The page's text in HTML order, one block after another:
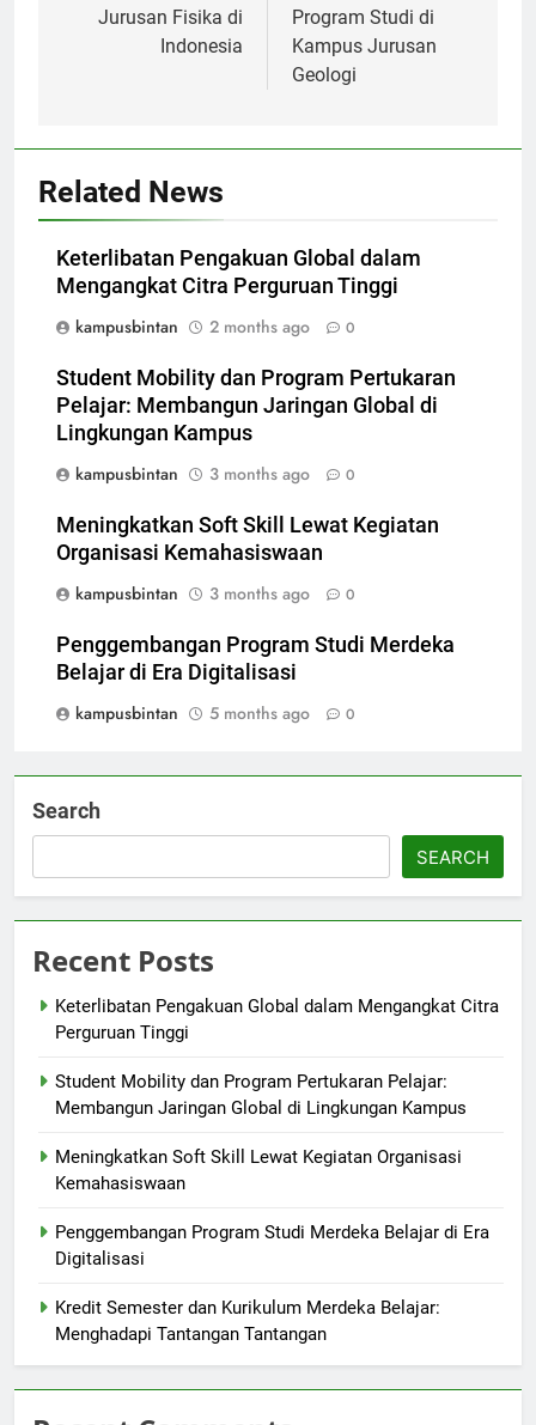
Jurusan Fisika di
Indonesia
Program Studi di
Kampus Jurusan
Geologi
Related News
Keterlibatan Pengakuan Global dalam
Mengangkat Citra Perguruan Tinggi
kampusbintan
2 months ago 0
Student Mobility dan Program Pertukaran
Pelajar: Membangun Jaringan Global di
Lingkungan Kampus
kampusbintan
3 months ago 0
Meningkatkan Soft Skill Lewat Kegiatan
Organisasi Kemahasiswaan
kampusbintan
3 months ago 0
Penggembangan Program Studi Merdeka
Belajar di Era Digitalisasi
kampusbintan
5 months ago 0
Search
SEARCH
Recent Posts
Keterlibatan Pengakuan Global dalam Mengangkat Citra
Perguruan Tinggi
Student Mobility dan Program Pertukaran Pelajar:
Membangun Jaringan Global di Lingkungan Kampus
Meningkatkan Soft Skill Lewat Kegiatan Organisasi
Kemahasiswaan
Penggembangan Program Studi Merdeka Belajar di Era
Digitalisasi
Kredit Semester dan Kurikulum Merdeka Belajar:
Menghadapi Tantangan Tantangan